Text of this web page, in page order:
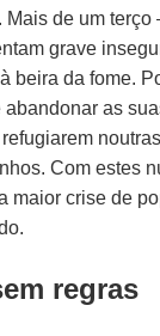
de um terço
grave
beira da fome.
as
Com estes
maior crise de
regras